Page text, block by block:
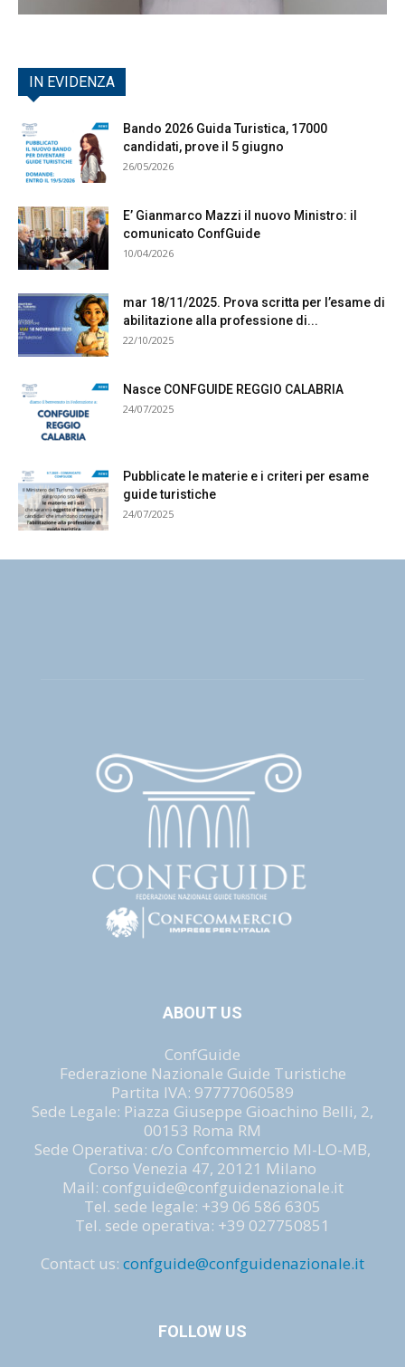
IN EVIDENZA
Bando 2026 Guida Turistica, 17000
candidati, prove il 5 giugno
26/05/2026
E’ Gianmarco Mazzi il nuovo Ministro: il
comunicato ConfGuide
10/04/2026
mar 18/11/2025. Prova scritta per l’esame di
abilitazione alla professione di...
22/10/2025
Nasce CONFGUIDE REGGIO CALABRIA
24/07/2025
Pubblicate le materie e i criteri per esame
guide turistiche
24/07/2025
ABOUT US
ConfGuide
Federazione Nazionale Guide Turistiche
Partita IVA: 97777060589
Sede Legale: Piazza Giuseppe Gioachino Belli, 2,
00153 Roma RM
Sede Operativa: c/o Confcommercio MI-LO-MB,
Corso Venezia 47, 20121 Milano
Mail: confguide@confguidenazionale.it
Tel. sede legale: +39 06 586 6305
Tel. sede operativa: +39 027750851
Contact us: confguide@confguidenazionale.it
FOLLOW US